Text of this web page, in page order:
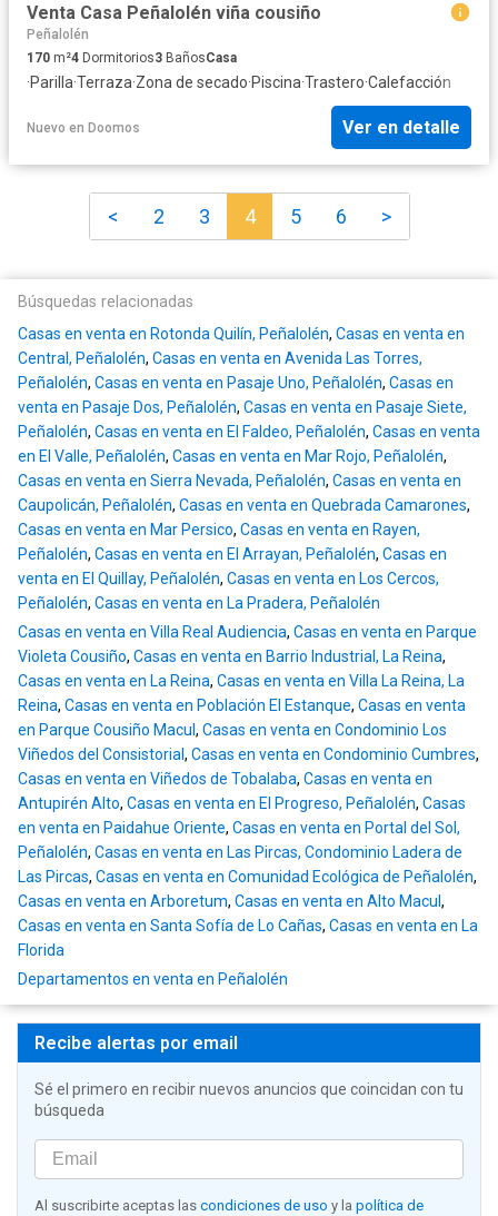
Venta Casa Peñalolén viña cousiño
Peñalolén
170 m²4 Dormitorios3 BañosCasa
·Parilla·Terraza·Zona de secado·Piscina·Trastero·Calefacción
Nuevo en Doomos Ver en detalle
< 2 3 4 5 6 >
Búsquedas relacionadas
Casas en venta en Rotonda Quilín, Peñalolén, Casas en venta en
Central, Peñalolén, Casas en venta en Avenida Las Torres,
Peñalolén, Casas en venta en Pasaje Uno, Peñalolén, Casas en
venta en Pasaje Dos, Peñalolén, Casas en venta en Pasaje Siete,
Peñalolén, Casas en venta en El Faldeo, Peñalolén, Casas en venta
en El Valle, Peñalolén, Casas en venta en Mar Rojo, Peñalolén,
Casas en venta en Sierra Nevada, Peñalolén, Casas en venta en
Caupolicán, Peñalolén, Casas en venta en Quebrada Camarones,
Casas en venta en Mar Persico, Casas en venta en Rayen,
Peñalolén, Casas en venta en El Arrayan, Peñalolén, Casas en
venta en El Quillay, Peñalolén, Casas en venta en Los Cercos,
Peñalolén, Casas en venta en La Pradera, Peñalolén
Casas en venta en Villa Real Audiencia, Casas en venta en Parque
Violeta Cousiño, Casas en venta en Barrio Industrial, La Reina,
Casas en venta en La Reina, Casas en venta en Villa La Reina, La
Reina, Casas en venta en Población El Estanque, Casas en venta
en Parque Cousiño Macul , Casas en venta en Condominio Los
Viñedos del Consistorial, Casas en venta en Condominio Cumbres,
Casas en venta en Viñedos de Tobalaba, Casas en venta en
Antupirén Alto, Casas en venta en El Progreso, Peñalolén, Casas
en venta en Paidahue Oriente, Casas en venta en Portal del Sol,
Peñalolén, Casas en venta en Las Pircas, Condominio Ladera de
Las Pircas, Casas en venta en Comunidad Ecológica de Peñalolén,
Casas en venta en Arboretum, Casas en venta en Alto Macul ,
Casas en venta en Santa Sofía de Lo Cañas, Casas en venta en La
Florida
Departamentos en venta en Peñalolén
Recibe alertas por email
Sé el primero en recibir nuevos anuncios que coincidan con tu
búsqueda
Al suscribirte aceptas las condiciones de uso y la política de